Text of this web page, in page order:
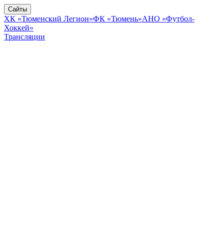
Сайты
ХК «Тюменский Легион»ФК «Тюмень»АНО «Футбол-
Хоккей»
Трансляции